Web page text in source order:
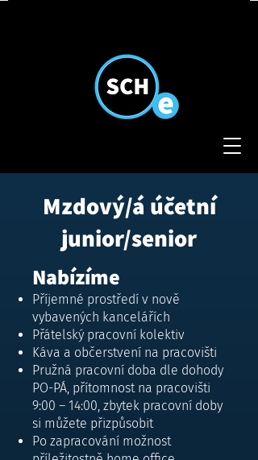
Mzdový/á účetní
junior/senior
Nabízíme
Příjemné prostředí v nově
vybavených kancelářích
Přátelský pracovní kolektiv
Káva a občerstvení na pracovišti
Pružná pracovní doba dle dohody
PO-PÁ, přítomnost na pracovišti
9:00 – 14:00, zbytek pracovní doby
si můžete přizpůsobit
Po zapracování možnost